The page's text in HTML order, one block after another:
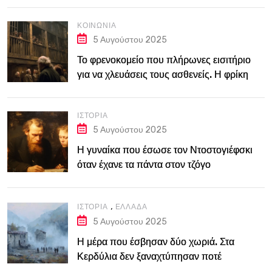
ΚΟΙΝΩΝΊΑ
5 Αυγούστου 2025
Το φρενοκομείο που πλήρωνες εισιτήριο
για να χλευάσεις τους ασθενείς. Η φρίκη
ΙΣΤΟΡΊΑ
5 Αυγούστου 2025
Η γυναίκα που έσωσε τον Ντοστογιέφσκι
όταν έχανε τα πάντα στον τζόγο
ΙΣΤΟΡΊΑ , ΕΛΛΆΔΑ
5 Αυγούστου 2025
Η μέρα που έσβησαν δύο χωριά. Στα
Κερδύλια δεν ξαναχτύπησαν ποτέ